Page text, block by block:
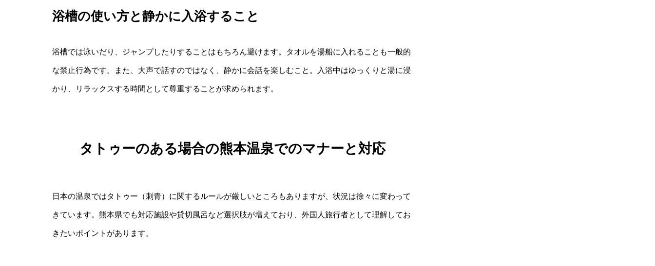
浴槽の使い方と静かに入浴すること
浴槽では泳いだり、ジャンプしたりすることはもちろん避けます。タオルを湯船に入れることも一般的
な禁止行為です。また、大声で話すのではなく、静かに会話を楽しむこと。入浴中はゆっくりと湯に浸
かり、リラックスする時間として尊重することが求められます。
タトゥーのある場合の熊本温泉でのマナーと対応
日本の温泉ではタトゥー（刺青）に関するルールが厳しいところもありますが、状況は徐々に変わって
きています。熊本県でも対応施設や貸切風呂など選択肢が増えており、外国人旅行者として理解してお
きたいポイントがあります。